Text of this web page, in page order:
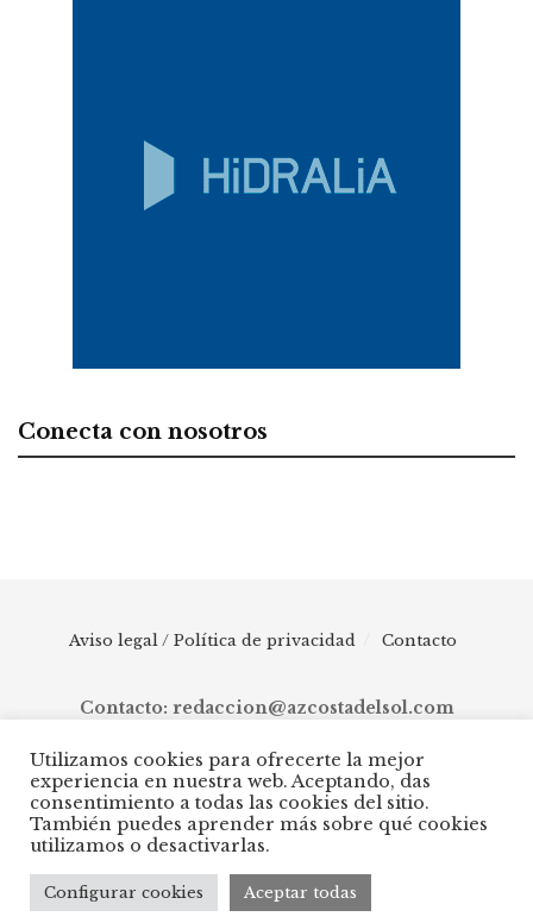
Conecta con nosotros
Aviso legal / Política de privacidad Contacto
Contacto: redaccion@azcostadelsol.com
© 2025 AZ Costa del Sol - Diario digital de Málaga capital hasta
Manilva, pasando por Torremolinos, Benalmádena, Fuengirola,
Mijas, Ojén, Marbella, Istán, Benahavís, Estepona y Casares.
Utilizamos cookies para ofrecerte la mejor
experiencia en nuestra web. Aceptando, das
consentimiento a todas las cookies del sitio.
También puedes aprender más sobre qué cookies
utilizamos o desactivarlas.
Configurar cookies Aceptar todas